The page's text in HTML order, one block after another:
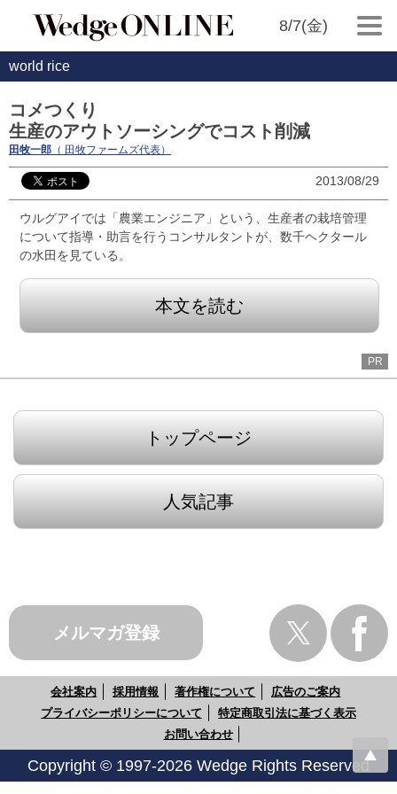
8/7(金)
world rice
コメつくり
生産のアウトソーシングでコスト削減
田牧一郎 （ 田牧ファームズ代表）
2013/08/29
ウルグアイでは「農業エンジニア」という、生産者の栽培管理
について指導・助言を行うコンサルタントが、数千ヘクタール
の水田を見ている。
本文を読む
PR
トップページ
人気記事
メルマガ登録
会社案内 採用情報 著作権について
広告のご案内
プライバシーポリシーについて
特定商取引法に基づく表示
お問い合わせ
Copyright © 1997-2026 Wedge Rights Reserved